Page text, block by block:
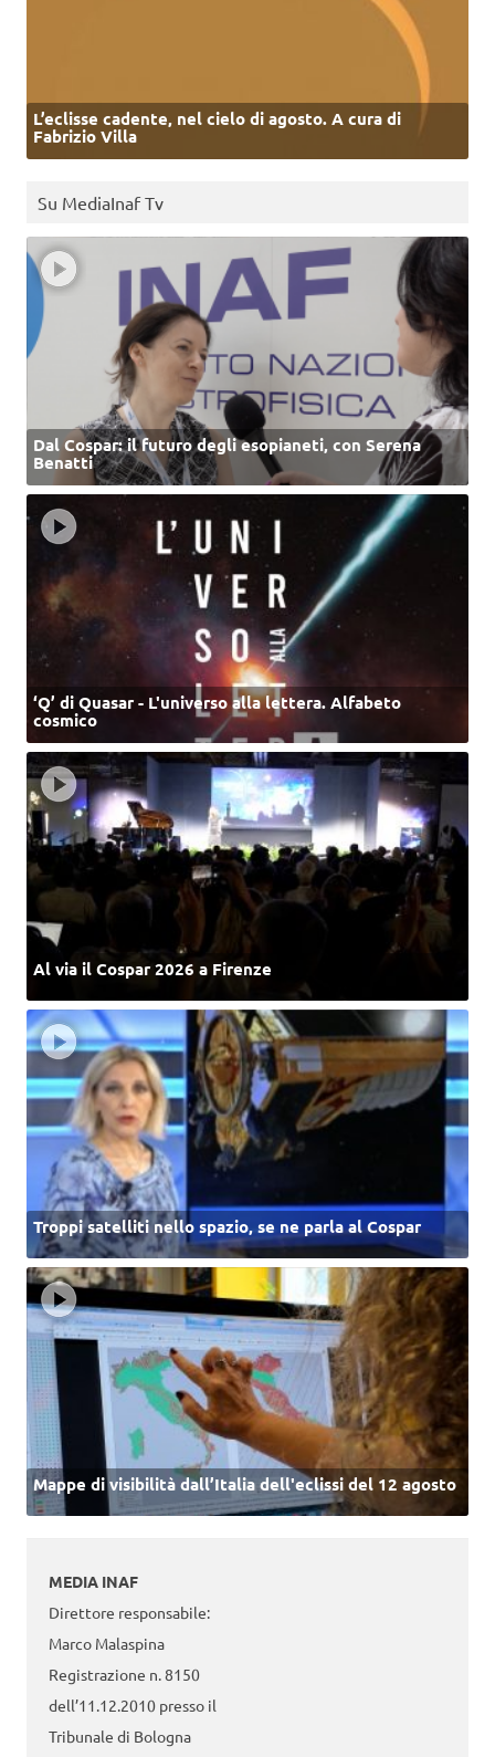
L’eclisse cadente, nel cielo di agosto. A cura di
Fabrizio Villa
Su MediaInaf Tv
Dal Cospar: il futuro degli esopianeti, con Serena
Benatti
‘Q’ di Quasar - L'universo alla lettera. Alfabeto
cosmico
Al via il Cospar 2026 a Firenze
Troppi satelliti nello spazio, se ne parla al Cospar
Mappe di visibilità dall’Italia dell'eclissi del 12 agosto
MEDIA INAF
Direttore responsabile:
Marco Malaspina
Registrazione n. 8150
dell’11.12.2010 presso il
Tribunale di Bologna